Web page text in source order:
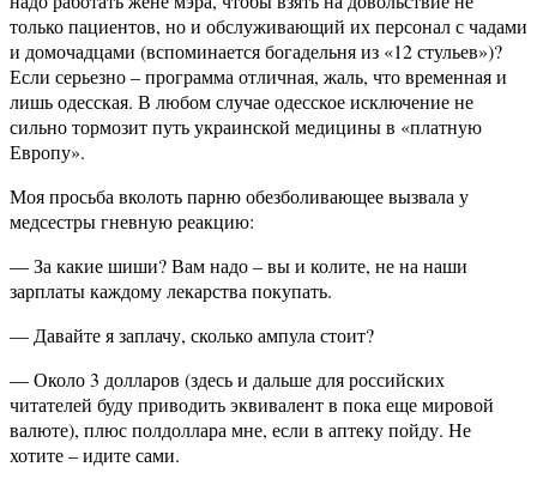
только пациентов, но и обслуживающий их персонал с чадами
и домочадцами (вспоминается богадельня из «12 стульев»)?
Если серьезно – программа отличная, жаль, что временная и
лишь одесская. В любом случае одесское исключение не
сильно тормозит путь украинской медицины в «платную
Европу».
Моя просьба вколоть парню обезболивающее вызвала у
медсестры гневную реакцию:
— За какие шиши? Вам надо – вы и колите, не на наши
зарплаты каждому лекарства покупать.
— Давайте я заплачу, сколько ампула стоит?
— Около 3 долларов (здесь и дальше для российских
читателей буду приводить эквивалент в пока еще мировой
валюте), плюс полдоллара мне, если в аптеку пойду. Не
хотите – идите сами.